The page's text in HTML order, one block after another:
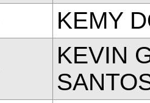
KEMY
KEVIN